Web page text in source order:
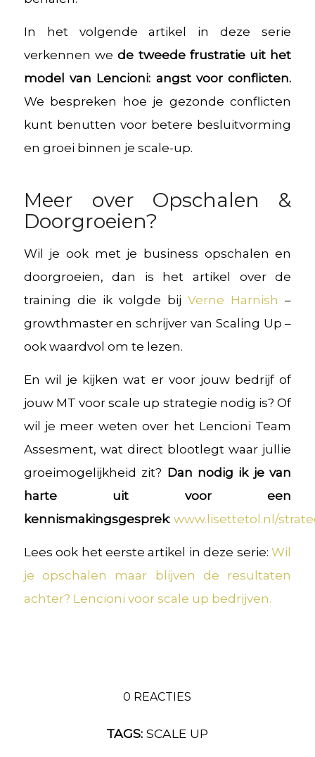
In het volgende artikel in deze serie
verkennen wede tweede frustratie uit het
model van Lencioni: angst voor conflicten.
We bespreken hoe je gezonde conflicten
kunt benutten voor betere besluitvorming
en groei binnen je scale-up.
Meer over Opschalen &
Doorgroeien?
Wil je ook met je business opschalen en
doorgroeien, dan is het artikel over de
training die ik volgde bijVerne Harnish –
growthmaster en schrijver van Scaling Up –
ook waardvol om te lezen.
En wil je kijken wat er voor jouw bedrijf of
jouw MT voor scale up strategie nodig is? Of
wil je meer weten over het Lencioni Team
Assesment, wat direct blootlegt waar jullie
groeimogelijkheid zit? Dan nodig ik je van
harte uit voor een
kennismakingsgesprek: www.lisettetol.nl/
Lees ook het eerste artikel in deze serie:Wil
je opschalen maar blijven de resultaten
achter? Lencioni voor scale up bedrijven.
0 REACTIES
TAGS: SCALE UP